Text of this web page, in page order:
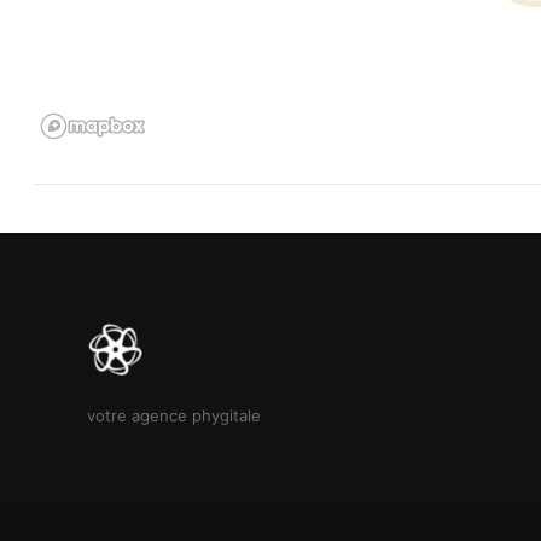
Achetez simplement et en toute confiance avec e-Cars Concept.
votre agence phygitale